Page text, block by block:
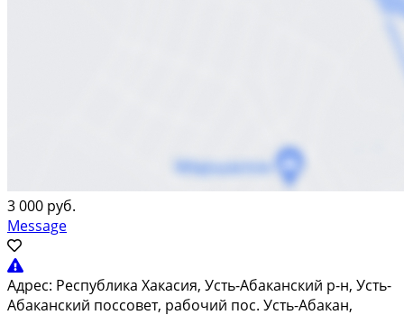
3 000 руб.
Message
Адрес: Республика Хакасия, Усть-Абаканский р-н, Усть-
Абаканский поссовет, рабочий пос. Усть-Абакан,